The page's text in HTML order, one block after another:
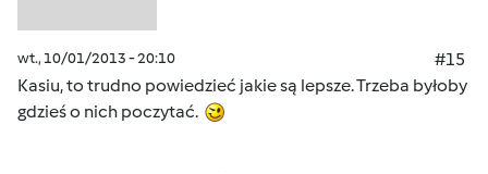
wt., 10/01/2013 - 20:10
#15
Kasiu, to trudno powiedzieć jakie są lepsze. Trzeba byłoby
gdzieś o nich poczytać.